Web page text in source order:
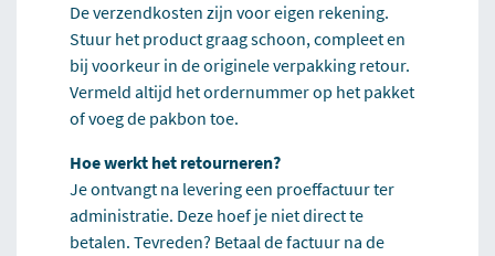
De verzendkosten zijn voor eigen rekening.
Stuur het product graag schoon, compleet en
bij voorkeur in de originele verpakking retour.
Vermeld altijd het ordernummer op het pakket
of voeg de pakbon toe.
Hoe werkt het retourneren?
Je ontvangt na levering een proeffactuur ter
administratie. Deze hoef je niet direct te
betalen. Tevreden? Betaal de factuur na de